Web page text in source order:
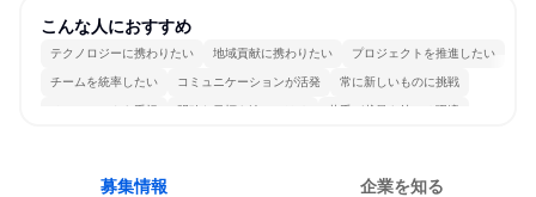
こんな人におすすめ
テクノロジーに携わりたい 地域貢献に携わりたい プロジェクトを推進したい
チームを統率したい コミュニケーションが活発 常に新しいものに挑戦
チームワークを重視 明確な目標を追いかける 若手が裁量を持てる環境
募集情報 企業を知る